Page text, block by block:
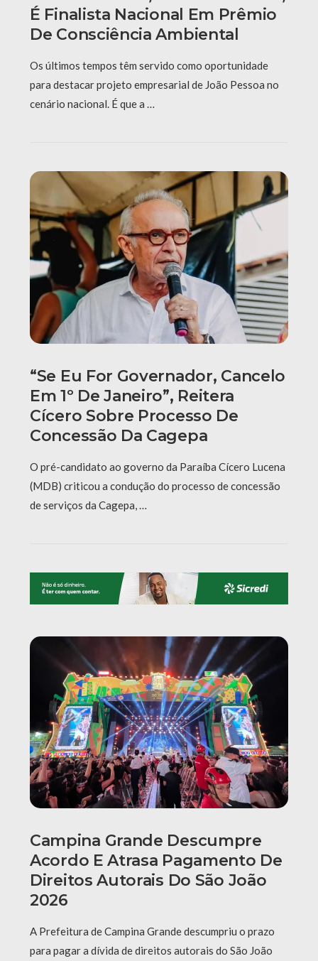
É Finalista Nacional Em Prêmio
De Consciência Ambiental
Os últimos tempos têm servido como oportunidade
para destacar projeto empresarial de João Pessoa no
cenário nacional. É que a …
“Se Eu For Governador, Cancelo
Em 1º De Janeiro”, Reitera
Cícero Sobre Processo De
Concessão Da Cagepa
O pré-candidato ao governo da Paraíba Cícero Lucena
(MDB) criticou a condução do processo de concessão
de serviços da Cagepa, …
Campina Grande Descumpre
Acordo E Atrasa Pagamento De
Direitos Autorais Do São João
2026
A Prefeitura de Campina Grande descumpriu o prazo
para pagar a dívida de direitos autorais do São João